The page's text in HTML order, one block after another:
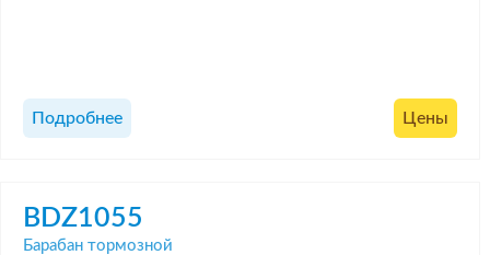
Подробнее Цены
BDZ1055
Барабан тормозной